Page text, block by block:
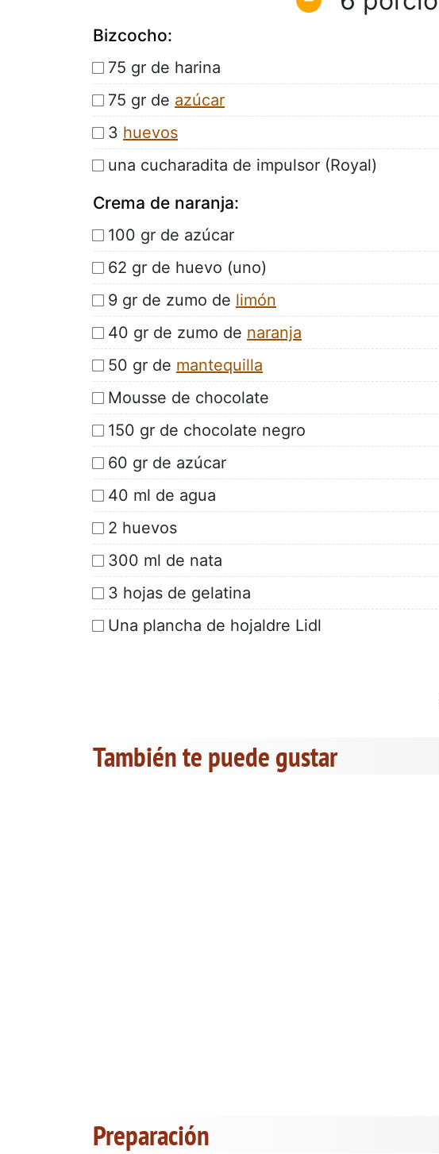
Bizcocho:
75 gr de harina
75 gr de azúcar
3 huevos
una cucharadita de impulsor (Royal)
Crema de naranja:
100 gr de azúcar
62 gr de huevo (uno)
9 gr de zumo de limón
40 gr de zumo de naranja
50 gr de mantequilla
Mousse de chocolate
150 gr de chocolate negro
60 gr de azúcar
40 ml de agua
2 huevos
300 ml de nata
3 hojas de gelatina
Una plancha de hojaldre Lidl
También te puede gustar
Preparación